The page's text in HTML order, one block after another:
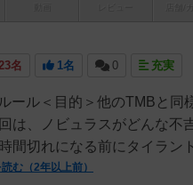
名 1名 0 充実
ール＜目的＞他のTMBと
は、ノビュラスがどんな不
間切れになる前にタイラン
む（2年以上前）